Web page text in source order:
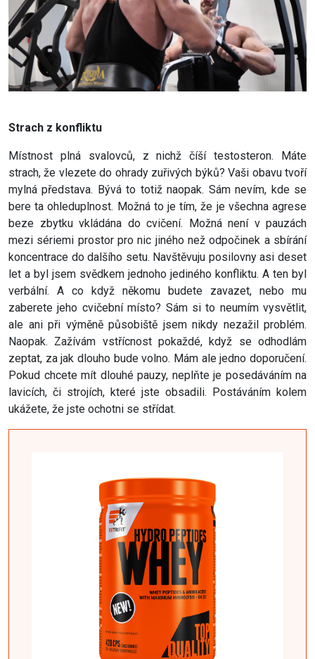
Strach z konfliktu
Místnost plná svalovců, z nichž číší testosteron. Máte
strach, že vlezete do ohrady zuřivých býků? Vaši obavu tvoří
mylná představa. Bývá to totiž naopak. Sám nevím, kde se
bere ta ohleduplnost. Možná to je tím, že je všechna agrese
beze zbytku vkládána do cvičení. Možná není v pauzách
mezi sériemi prostor pro nic jiného než odpočinek a sbírání
koncentrace do dalšího setu. Navštěvuju posilovny asi deset
let a byl jsem svědkem jednoho jediného konfliktu. A ten byl
verbální. A co když někomu budete zavazet, nebo mu
zaberete jeho cvičební místo? Sám si to neumím vysvětlit,
ale ani při výměně působiště jsem nikdy nezažil problém.
Naopak. Zažívám vstřícnost pokaždé, když se odhodlám
zeptat, za jak dlouho bude volno. Mám ale jedno doporučení.
Pokud chcete mít dlouhé pauzy, neplňte je posedáváním na
lavicích, či strojích, které jste obsadili. Postáváním kolem
ukážete, že jste ochotni se střídat.